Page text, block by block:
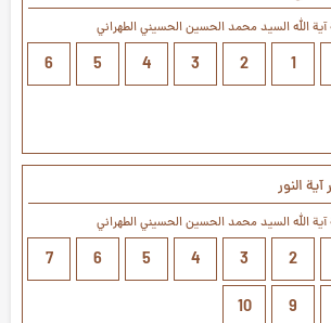
آیة الله السيد محمد الحسين الحسيني الطهراني
1
2
3
4
5
6
النور
آیة الله السيد محمد الحسين الحسيني الطهراني
2
3
4
5
6
7
9
10